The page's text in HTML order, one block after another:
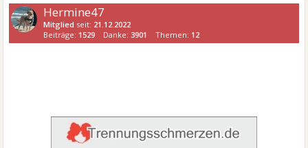
Hermine47
Mitglied seit: 21.12.2022
Beiträge: 1529 Danke:3901 Themen: 12